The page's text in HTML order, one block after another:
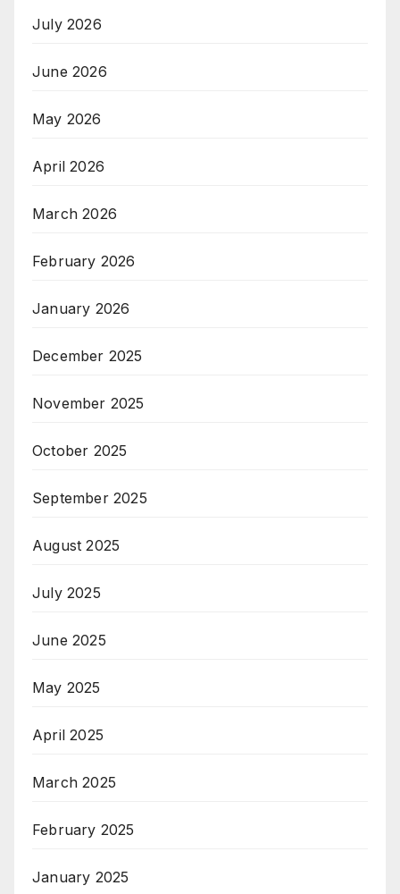
July 2026
June 2026
May 2026
April 2026
March 2026
February 2026
January 2026
December 2025
November 2025
October 2025
September 2025
August 2025
July 2025
June 2025
May 2025
April 2025
March 2025
February 2025
January 2025